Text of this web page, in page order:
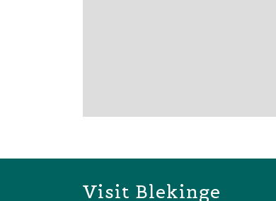
Visit Blekinge